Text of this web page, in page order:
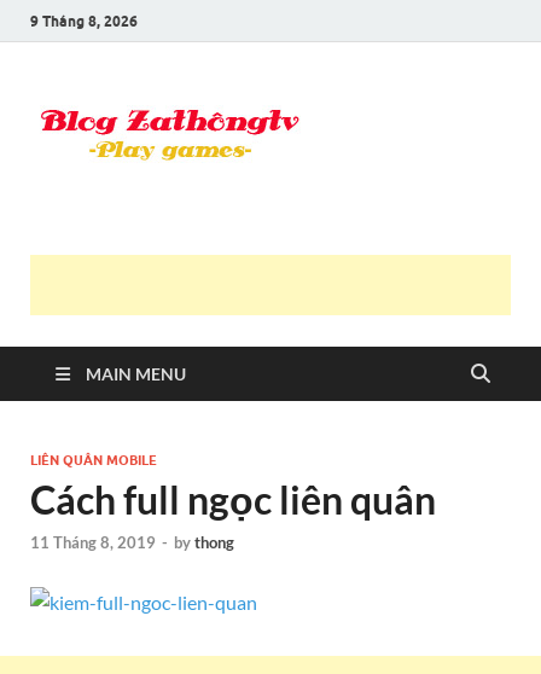
9 Tháng 8, 2026
MAIN MENU
LIÊN QUÂN MOBILE
Cách full ngọc liên quân
11 Tháng 8, 2019 - bythong